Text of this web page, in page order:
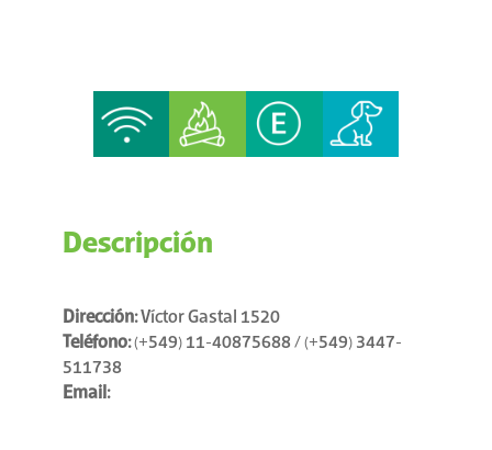
Descripción
Dirección:Víctor Gastal 1520
Teléfono:(+549) 11-40875688 / (+549) 3447-
511738
Email: